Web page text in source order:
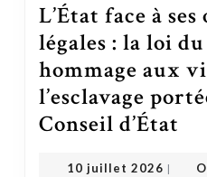
L’État face à
légales : la loi
hommage aux
l’esclavage
Conseil d’État
10 juillet 2026 10 juillet 2026
|